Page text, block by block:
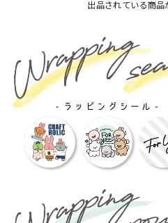
出品されている商品